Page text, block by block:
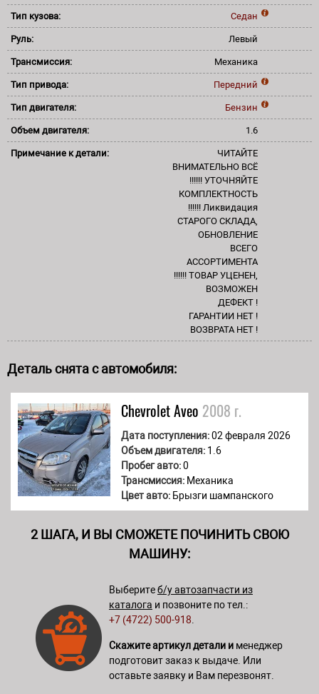
Тип кузова: Седан
Руль: Левый
Трансмиссия: Механика
Тип привода: Передний
Тип двигателя: Бензин
Объем двигателя: 1.6
Примечание к детали:
ЧИТАЙТЕ
ВНИМАТЕЛЬНО ВСЁ
!!!!!! УТОЧНЯЙТЕ
КОМПЛЕКТНОСТЬ
!!!!!! Ликвидация
СТАРОГО СКЛАДА,
ОБНОВЛЕНИЕ
ВСЕГО
АССОРТИМЕНТА
!!!!!! ТОВАР УЦЕНЕН,
ВОЗМОЖЕН
ДЕФЕКТ !
ГАРАНТИИ НЕТ !
ВОЗВРАТА НЕТ !
Деталь снята с автомобиля:
ChevroletAveo 2008 г.
Дата поступления:02 февраля 2026
Объем двигателя: 1.6
Пробег авто:0
Трансмиссия: Механика
Цвет авто: Брызги шампанского
2 ШАГА, И ВЫ СМОЖЕТЕ ПОЧИНИТЬ СВОЮ
МАШИНУ:
Выберитеб/у автозапчасти из
каталога и позвоните по тел.:
+7 (4722) 500-918
Скажите артикул детали и менеджер
подготовит заказ к выдаче. Или
оставьте заявку и Вам перезвонят.